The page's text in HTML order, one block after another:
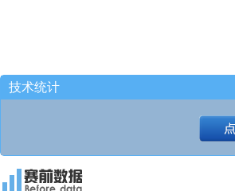
小路 克里斯蒂控球过来！！
第一罚命中！！[快船
小路 夏普上罚球线！！
技术统计